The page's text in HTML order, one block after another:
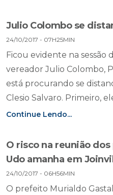
Julio Colombo se
24/10/2017 - 07H25MIN
Ficou evidente na sessão
vereador Julio Colombo,
está procurando se
Clesio Salvaro. Primeiro,
Continue Lendo...
O risco na reunião
Udo amanha em
24/10/2017 - 06H56MIN
O prefeito Murialdo